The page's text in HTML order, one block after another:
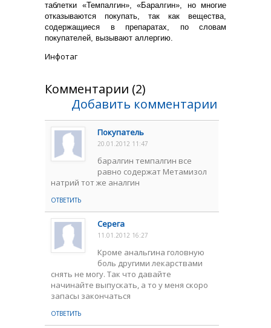
таблетки «Темпалгин», «Баралгин», но многие
отказываются покупать, так как вещества,
содержащиеся в препаратах, по словам
покупателей, вызывают аллергию.
Инфотаг
Комментарии (2)
Добавить комментарии
Покупатель
20.01.2012 11:47
баралгин темпалгин все
равно содержат Метамизол
натрий тот же аналгин
ОТВЕТИТЬ
Серега
11.01.2012 16:27
Кроме анальгина головную
боль другими лекарствами
снять не могу. Так что давайте
начинайте выпускать, а то у меня скоро
запасы закончаться
ОТВЕТИТЬ